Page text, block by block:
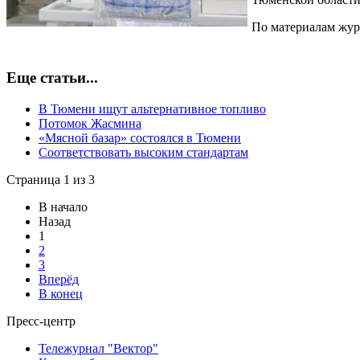
По материалам
Еще статьи...
В Тюмени ищут альтернативное топливо
Потомок Жасмина
«Мясной базар» состоялся в Тюмени
Соответствовать высоким стандартам
Страница 1 из 3
В начало
Назад
1
2
3
Вперёд
В конец
Пресс-центр
Тележурнал "Вектор"